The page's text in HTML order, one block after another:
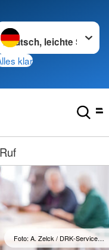
wechseln zu
klar
Foto: A. Zelck / DRK-Service…